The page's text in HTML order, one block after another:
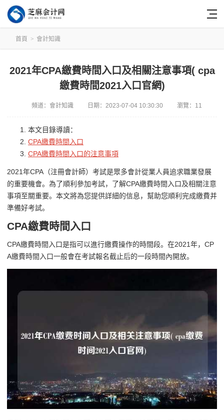
首頁 > 會計知識
2021年CPA繳費時間入口及相關注意事項( cpa
繳費時間2021入口官網)
頻道： 會計知識 日期： 2023-07-04 10:30:30 瀏覽：11
本文目錄導讀：
CPA繳費時間入口
CPA繳費時間入口的注意事項
2021年CPA（注冊會計師）考試是眾多會計從業人員追求職業發展
的重要機會。為了順利參加考試，了解CPA繳費時間入口及相關注意
事項至關重要。本文將為您提供詳細的信息，幫助您順利完成繳費并
準備好考試。
CPA繳費時間入口
CPA繳費時間入口是指可以進行繳費操作的時間段。在2021年，CP
A繳費時間入口一般會在考試報名截止后的一段時間內開放。